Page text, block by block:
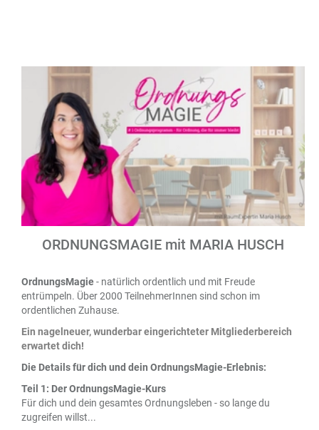
ORDNUNGSMAGIE mit MARIA HUSCH
OrdnungsMagie- natürlich ordentlich und mit Freude
entrümpeln. Über 2000 TeilnehmerInnen sind schon im
ordentlichen Zuhause.
Ein nagelneuer, wunderbar eingerichteter Mitgliederbereich
erwartet dich!
Die Details für dich und dein OrdnungsMagie-Erlebnis:
Teil 1: Der OrdnungsMagie-Kurs
Für dich und dein gesamtes Ordnungsleben - so lange du
zugreifen willst...